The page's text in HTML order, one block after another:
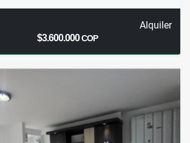
Alquiler
$3.600.000COP